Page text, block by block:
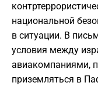
национальной
в ситуации. В
условия между
авиакомпаниями,
приземляться в